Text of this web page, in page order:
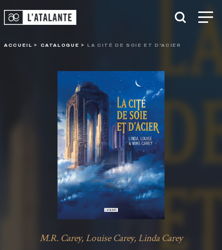
ACCUEIL CATALOGUE LA CITÉ DE SOIE ET D'ACIER
M.R. Carey, Louise Carey, Linda Carey